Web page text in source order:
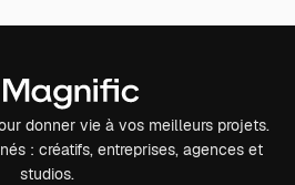
donner vie à vos meilleurs projets.
: créatifs, entreprises, agences et
studios.